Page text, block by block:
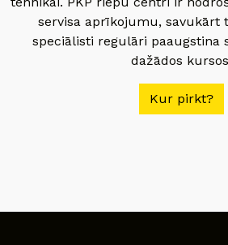
servisa aprīkojumu, savukārt
speciālisti regulāri paaugstina
dažādos
Kur pirkt?